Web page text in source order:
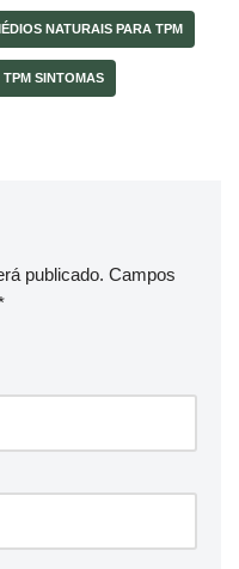
NATURAIS PARA TPM
TPM SINTOMAS
publicado. Campos